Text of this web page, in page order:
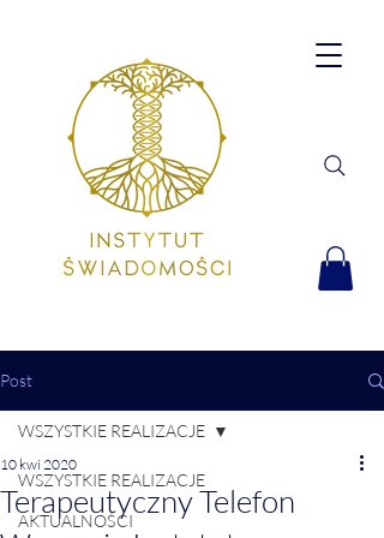
Post
WSZYSTKIE REALIZACJE
AKTUALNOŚCI
WSZYSTKIE REALIZACJE
Terapeutyczny Telefon
10 kwi 2020